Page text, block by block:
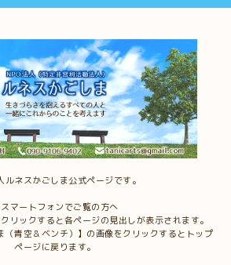
ルネスかごしま公式ページです。
マートフォンでご覧の方へ
リックすると各ページの見出しが表示されます。
（青空＆ベンチ）】の画像をクリックするとトップ
ページに戻ります。